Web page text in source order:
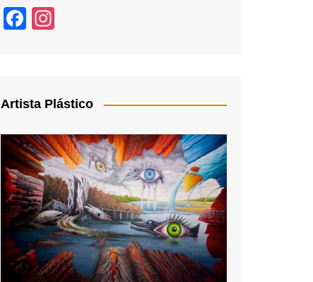
F
b
o
o
k
a
m
Artista Plástico